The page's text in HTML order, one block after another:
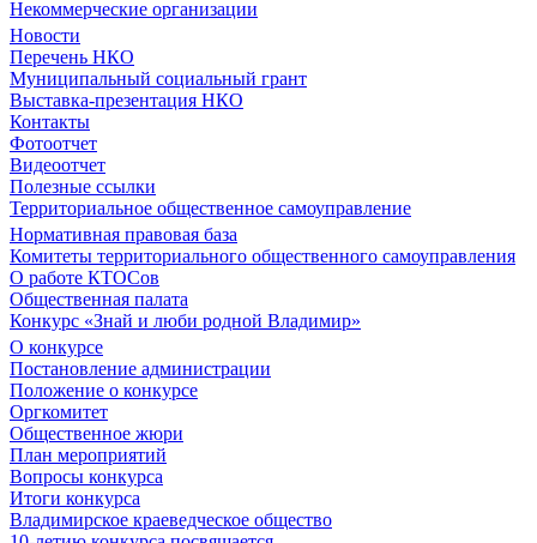
Некоммерческие организации
Новости
Перечень НКО
Муниципальный социальный грант
Выставка-презентация НКО
Контакты
Фотоотчет
Видеоотчет
Полезные ссылки
Территориальное общественное самоуправление
Нормативная правовая база
Комитеты территориального общественного самоуправления
О работе КТОСов
Общественная палата
Конкурс «Знай и люби родной Владимир»
О конкурсе
Постановление администрации
Положение о конкурсе
Оргкомитет
Общественное жюри
План мероприятий
Вопросы конкурса
Итоги конкурса
Владимирское краеведческое общество